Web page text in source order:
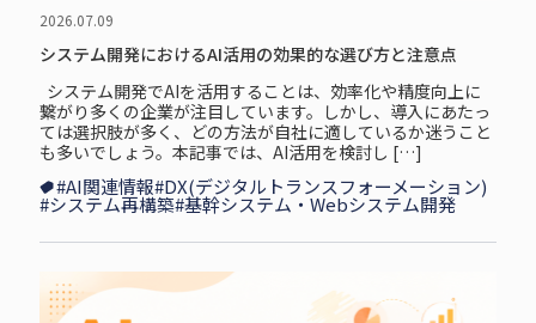
2026.07.09
システム開発におけるAI活用の効果的な選び方と注意点
システム開発でAIを活用することは、効率化や精度向上に
繋がり多くの企業が注目しています。しかし、導入にあたっ
ては選択肢が多く、どの方法が自社に適しているか迷うこと
も多いでしょう。本記事では、AI活用を検討し […]
#AI関連情報#DX(デジタルトランスフォーメーション)
#システム再構築#基幹システム・Webシステム開発